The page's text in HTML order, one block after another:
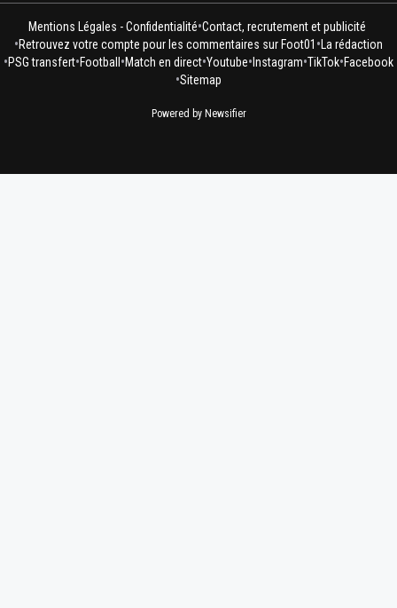
Mentions Légales - Confidentialité•Contact, recrutement et publicité
•Retrouvez votre compte pour les commentaires sur Foot01 •La rédaction
•PSG transfert•Football •Match en direct•Youtube• Instagram•TikTok•Facebook
•Sitemap
Powered by Newsifier